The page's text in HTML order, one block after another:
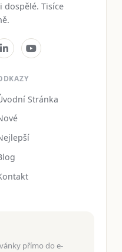
Tisíce
Stránka
přímo do e-